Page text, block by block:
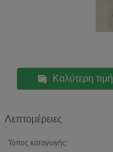
Καλύτερη τιμή
Λεπτομέρειες
Τόπος καταγωγής: